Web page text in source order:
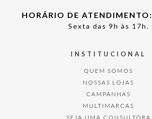
HORÁRIO DE ATENDIMENTO:
Sexta das 9h às 17h.
INSTITUCIONAL
QUEM SOMOS
NOSSAS LOJAS
CAMPANHAS
MULTIMARCAS
SEJA UMA CONSULTORA